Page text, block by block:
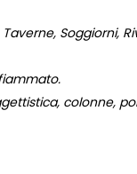
Soggiorni,
colonne,